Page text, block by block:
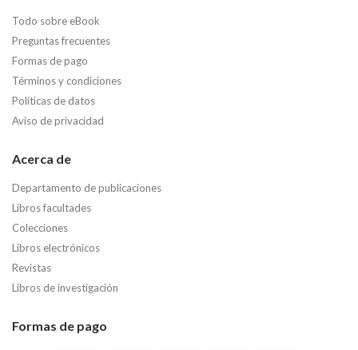
Todo sobre eBook
Preguntas frecuentes
Formas de pago
Términos y condiciones
Políticas de datos
Aviso de privacidad
Acerca de
Departamento de publicaciones
Libros facultades
Colecciones
Libros electrónicos
Revistas
Libros de investigación
Formas de pago